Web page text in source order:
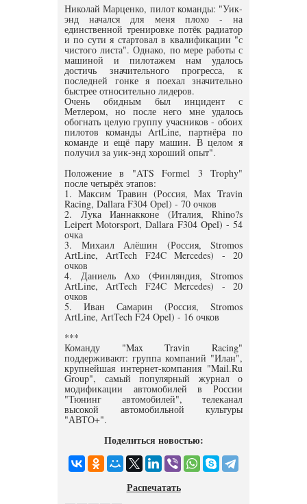
Николай Марценко, пилот команды: "Уик-
энд начался для меня плохо - на
единственной тренировке потёк радиатор
и по сути я стартовал в квалификации "с
чистого листа". Однако, по мере работы с
машиной и пилотажем нам удалось
достичь значительного прогресса, к
последней гонке я поехал значительно
быстрее относительно лидеров.
Очень обидным был инцидент с
Метлером, но после него мне удалось
обогнать целую группу учасников - обоих
пилотов команды ArtLine, партнёра по
команде и ещё пару машин. В целом я
получил за уик-энд хороший опыт".
Положение в "ATS Formel 3 Trophy"
после четырёх этапов:
1. Максим Травин (Россия, Max Travin
Racing, Dallara F304 Opel) - 70 очков
2. Лука Ианнакконе (Италия, Rhino?s
Leipert Motorsport, Dallara F304 Opel) - 54
очка
3. Михаил Алёшин (Россия, Stromos
ArtLine, ArtTech F24C Mercedes) - 20
очков
4. Даниель Ахо (Финляндия, Stromos
ArtLine, ArtTech F24C Mercedes) - 20
очков
5. Иван Самарин (Россия, Stromos
ArtLine, ArtTech F24 Opel) - 16 очков
***
Команду "Max Travin Racing"
поддерживают: группа компаний "Илан",
крупнейшая интернет-компания "Mail.Ru
Group", самый популярный журнал о
модификации автомобилей в России
"Тюнинг автомобилей", телеканал
высокой автомобильной культуры
"АВТО+".
Поделиться новостью:
Распечатать